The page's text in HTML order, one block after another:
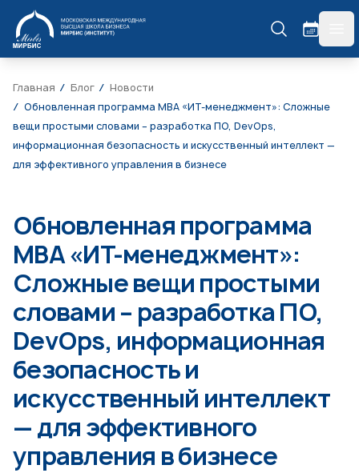
МИРБИС
Главная Блог
Новости
Обновленная программа МВА «ИТ-менеджмент»: Сложные
вещи простыми словами – разработка ПО, DevOps,
информационная безопасность и искусственный интеллект —
для эффективного управления в бизнесе
Обновленная программа
МВА «ИТ-менеджмент»:
Сложные вещи простыми
словами – разработка ПО,
DevOps, информационная
безопасность и
искусственный интеллект
— для эффективного
управления в бизнесе